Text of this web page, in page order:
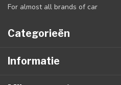
For almost all brands of car
Categorieën
Informatie